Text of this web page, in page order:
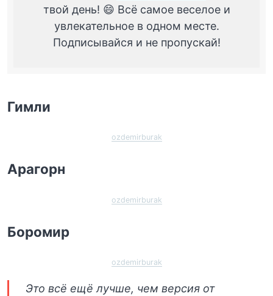
твой день! 😄 Всё самое веселое и
увлекательное в одном месте.
Подписывайся и не пропускай!
Гимли
ozdemirburak
Арагорн
ozdemirburak
Боромир
ozdemirburak
Это всё ещё лучше, чем версия от